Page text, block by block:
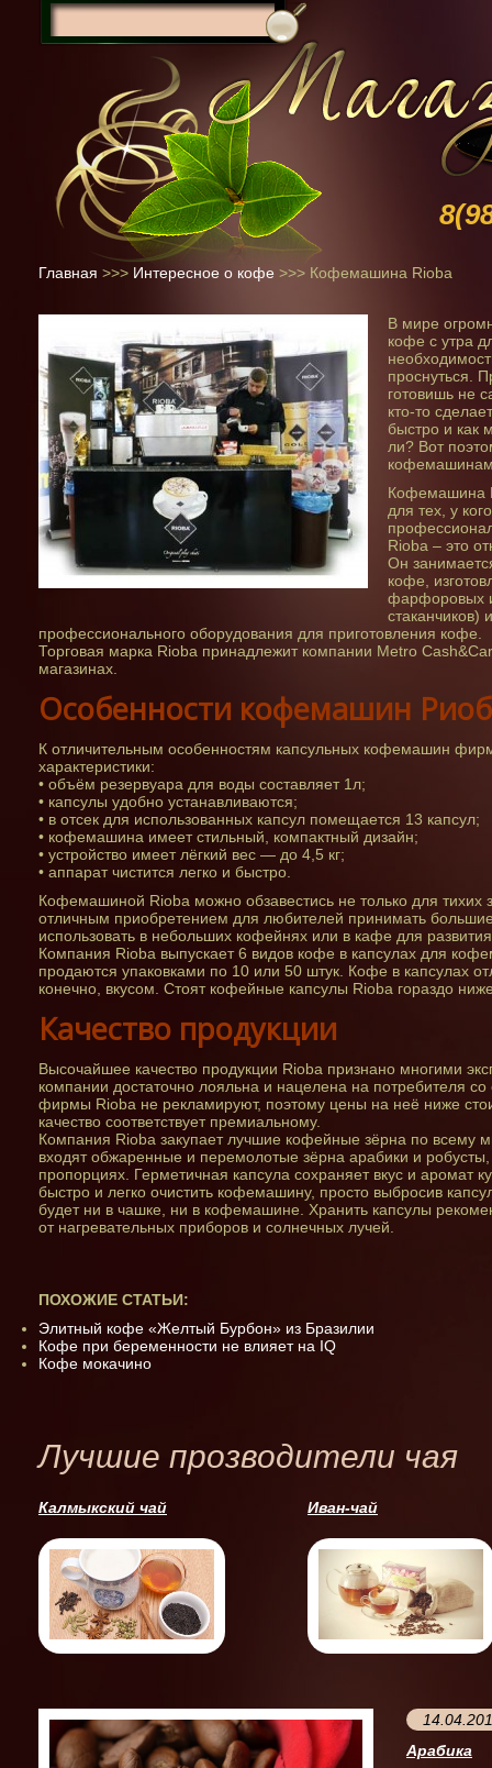
Главная >>> Интересное о кофе >>> Кофемашина Rioba
В мире
кофе с утра
проснуться.
готовишь не
кто-то
быстро и как
ли? Вот
Кофемашина
для тех, у
Rioba – это
Он
кофе,
фарфоровых
стаканчиков)
профессионального оборудования для приготовления кофе.
Торговая марка Rioba принадлежит компании Metro
магазинах.
Особенности кофемашин
К отличительным особенностям капсульных кофемашин
характеристики:
• объём резервуара для воды составляет 1л;
• капсулы удобно устанавливаются;
• в отсек для использованных капсул помещается 13 капсул;
• кофемашина имеет стильный, компактный дизайн;
• устройство имеет лёгкий вес — до 4,5 кг;
• аппарат чистится легко и быстро.
Кофемашиной Rioba можно обзавестись не только для тихих
отличным приобретением для любителей принимать
использовать в небольших кофейнях или в кафе для
Компания Rioba выпускает 6 видов кофе в капсулах для
продаются упаковками по 10 или 50 штук. Кофе в капсулах
конечно, вкусом. Стоят кофейные капсулы Rioba гораздо
Качество продукции
Высочайшее качество продукции Rioba признано многими
компании достаточно лояльна и нацелена на потребителя
фирмы Rioba не рекламируют, поэтому цены на неё ниже
качество соответствует премиальному.
Компания Rioba закупает лучшие кофейные зёрна по всему
входят обжаренные и перемолотые зёрна арабики и
пропорциях. Герметичная капсула сохраняет вкус и аромат
быстро и легко очистить кофемашину, просто выбросив
будет ни в чашке, ни в кофемашине. Хранить капсулы
от нагревательных приборов и солнечных лучей.
ПОХОЖИЕ СТАТЬИ:
Элитный кофе «Желтый Бурбон» из Бразилии
Кофе при беременности не влияет на IQ
Кофе мокачино
Лучшие прозводители чая
Калмыкский чай Иван-чай
Арабика